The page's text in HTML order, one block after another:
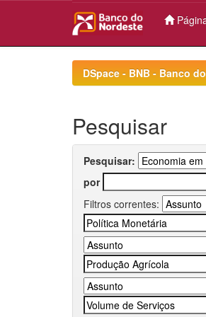
DSpace - BNB - Banco
Pesquisar
Pesquisar:
por
Filtros correntes: